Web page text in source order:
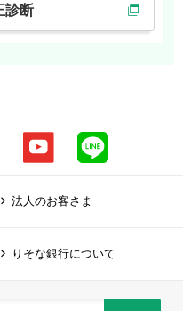
診断
法人のお客さま
りそな銀行について